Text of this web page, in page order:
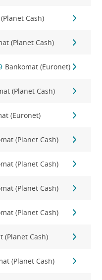
Cash)
(Planet Cash)
Bankomat (Euronet)
(Planet Cash)
(Euronet)
(Planet Cash)
(Planet Cash)
(Planet Cash)
(Planet Cash)
(Planet Cash)
(Planet Cash)